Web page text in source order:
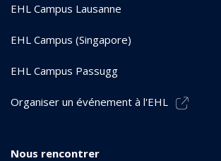
EHL Campus Lausanne
EHL Campus (Singapore)
EHL Campus Passugg
Organiser un événement à l'EHL
Nous rencontrer